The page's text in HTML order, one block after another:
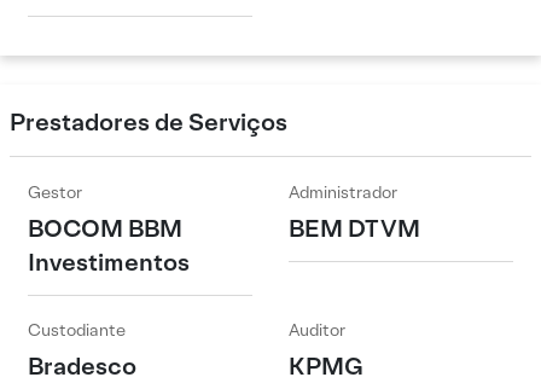
Prestadores de Serviços
Gestor
BOCOM BBM
Investimentos
Administrador
BEM DTVM
Custodiante
Bradesco
Auditor
KPMG